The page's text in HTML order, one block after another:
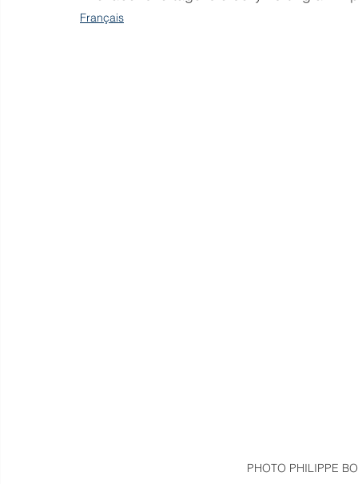
Français
PHOTO PHILIPPE